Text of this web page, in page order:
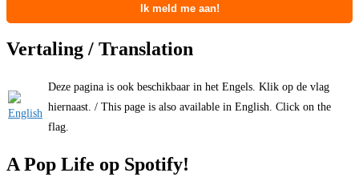
Vertaling / Translation
Deze pagina is ook beschikbaar in het Engels. Klik op de vlag
hiernaast. / This page is also available in English. Click on the
flag.
A Pop Life op Spotify!